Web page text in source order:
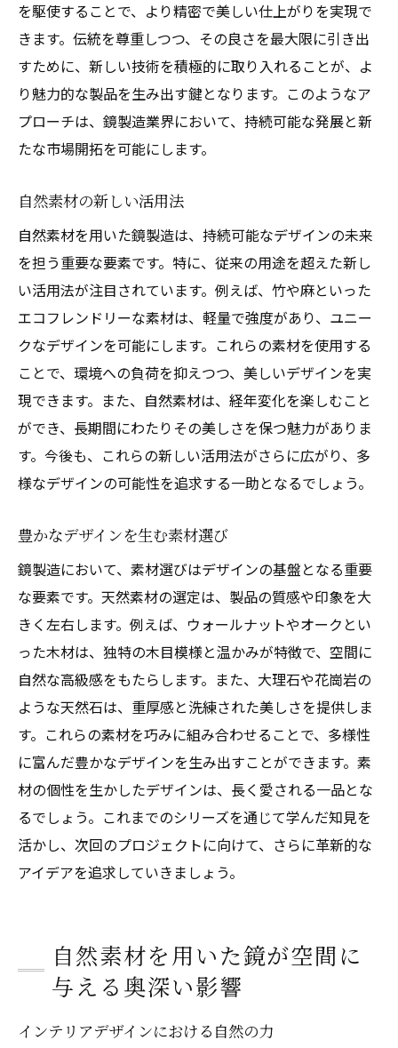
を駆使することで、より精密で美しい仕上がりを実現で
きます。伝統を尊重しつつ、その良さを最大限に引き出
すために、新しい技術を積極的に取り入れることが、よ
り魅力的な製品を生み出す鍵となります。このようなア
プローチは、鏡製造業界において、持続可能な発展と新
たな市場開拓を可能にします。
自然素材の新しい活用法
自然素材を用いた鏡製造は、持続可能なデザインの未来
を担う重要な要素です。特に、従来の用途を超えた新し
い活用法が注目されています。例えば、竹や麻といった
エコフレンドリーな素材は、軽量で強度があり、ユニー
クなデザインを可能にします。これらの素材を使用する
ことで、環境への負荷を抑えつつ、美しいデザインを実
現できます。また、自然素材は、経年変化を楽しむこと
ができ、長期間にわたりその美しさを保つ魅力がありま
す。今後も、これらの新しい活用法がさらに広がり、多
様なデザインの可能性を追求する一助となるでしょう。
豊かなデザインを生む素材選び
鏡製造において、素材選びはデザインの基盤となる重要
な要素です。天然素材の選定は、製品の質感や印象を大
きく左右します。例えば、ウォールナットやオークとい
った木材は、独特の木目模様と温かみが特徴で、空間に
自然な高級感をもたらします。また、大理石や花崗岩の
ような天然石は、重厚感と洗練された美しさを提供しま
す。これらの素材を巧みに組み合わせることで、多様性
に富んだ豊かなデザインを生み出すことができます。素
材の個性を生かしたデザインは、長く愛される一品とな
るでしょう。これまでのシリーズを通じて学んだ知見を
活かし、次回のプロジェクトに向けて、さらに革新的な
アイデアを追求していきましょう。
自然素材を用いた鏡が空間に
与える奥深い影響
インテリアデザインにおける自然の力